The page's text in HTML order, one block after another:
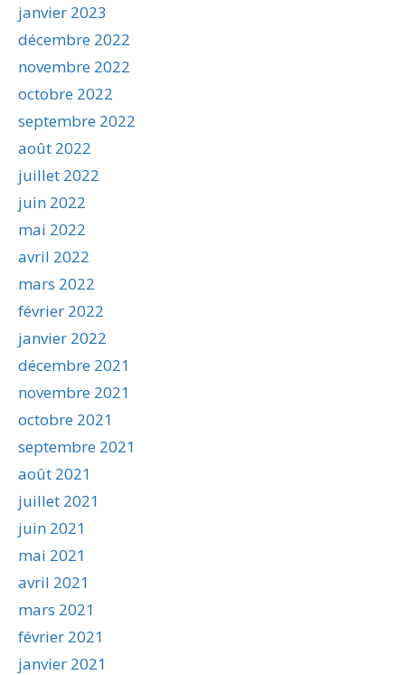
janvier 2023
décembre 2022
novembre 2022
octobre 2022
septembre 2022
août 2022
juillet 2022
juin 2022
mai 2022
avril 2022
mars 2022
février 2022
janvier 2022
décembre 2021
novembre 2021
octobre 2021
septembre 2021
août 2021
juillet 2021
juin 2021
mai 2021
avril 2021
mars 2021
février 2021
janvier 2021